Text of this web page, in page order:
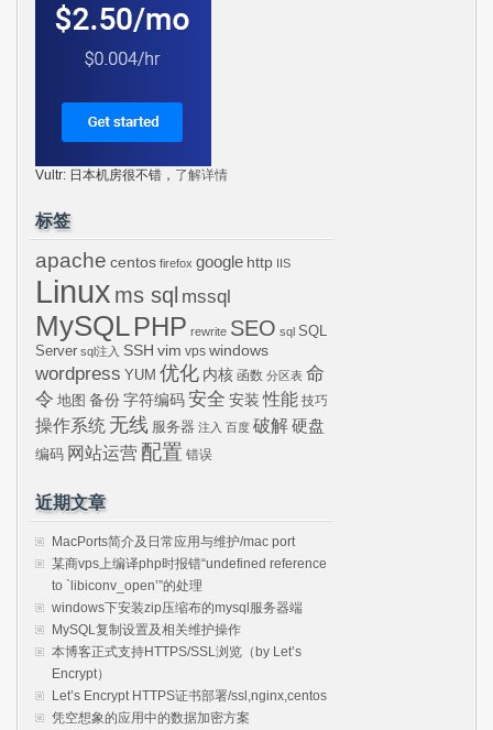
Vultr: 日本机房很不错， 了解详情
标签
apache centos firefox google http IIS
Linux ms sql mssql
MySQLPHP rewrite SEO sql SQL
Server sql注入 SSH vim vps windows
wordpress YUM 优化 内核 函数 分区表 命
令 地图 备份 字符编码 安全 安装 性能 技巧
操作系统 无线 服务器 注入 百度 破解硬盘
编码 网站运营 配置 错误
近期文章
MacPorts简介及日常应用与维护/mac port
某商vps上编译php时报错“undefined reference
to `libiconv_open’”的处理
windows下安装zip压缩布的mysql服务器端
MySQL复制设置及相关维护操作
本博客正式支持HTTPS/SSL浏览（by Let’s
Encrypt）
Let’s Encrypt HTTPS证书部署/ssl,nginx,centos
凭空想象的应用中的数据加密方案